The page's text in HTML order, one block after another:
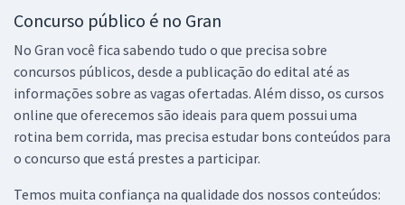
Concurso público é no Gran
No Gran você fica sabendo tudo o que precisa sobre
concursos públicos, desde a publicação do edital até as
informações sobre as vagas ofertadas. Além disso, os cursos
online que oferecemos são ideais para quem possui uma
rotina bem corrida, mas precisa estudar bons conteúdos para
o concurso que está prestes a participar.
Temos muita confiança na qualidade dos nossos conteúdos: